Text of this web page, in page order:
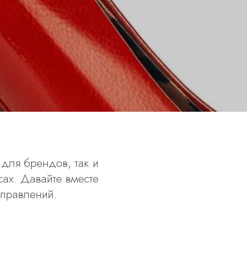
брендов, так и
Давайте вместе